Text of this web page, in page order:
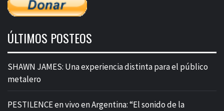
ÚLTIMOS POSTEOS
SHAWN JAMES: Una experiencia distinta para el público
metalero
PESTILENCE en vivo en Argentina: “El sonido de la